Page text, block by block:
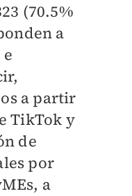
(70.5%
a
a partir
TikTok y
de
por
a